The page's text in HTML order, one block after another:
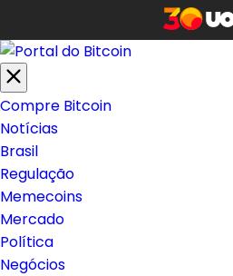
Compre Bitcoin
Notícias
Brasil
Regulação
Memecoins
Mercado
Política
Negócios